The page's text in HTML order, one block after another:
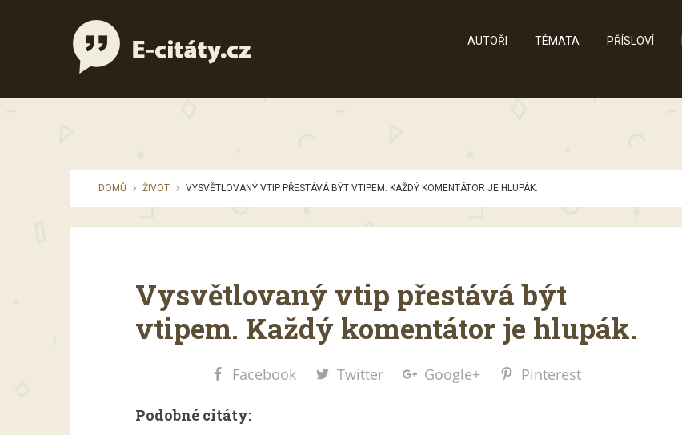
AUTOŘI TÉMATA PŘÍSLOVÍ
DOMŮ ŽIVOT VYSVĚTLOVANÝ VTIP PŘESTÁVÁ BÝT VTIPEM. KAŽDÝ KOMENTÁTOR JE HLUPÁK.
Vysvětlovaný vtip přestává být
vtipem. Každý komentátor je hlupák.
Facebook Twitter Google+ Pinterest
Podobné citáty: